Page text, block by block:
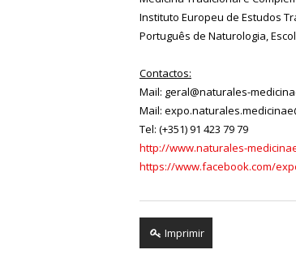
Instituto Europeu de Estudos
Português de Naturologia,
Contactos:
Mail: geral@naturales-
Mail:
Tel: (+351) 91 423 79 79
http://www.naturales-
https://www.facebook.com/
Imprimir